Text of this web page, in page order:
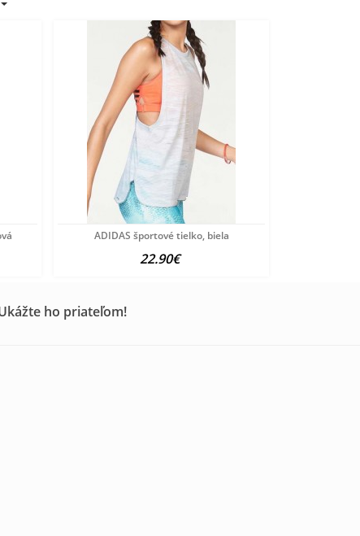
ADIDAS športové tielko, biela
22.90€
ho priateľom!